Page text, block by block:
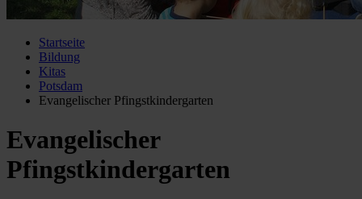
Startseite
Bildung
Kitas
Potsdam
Evangelischer Pfingstkindergarten
Evangelischer
Pfingstkindergarten